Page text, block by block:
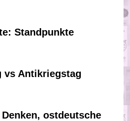
Standpunkte
vs Antikriegstag
ostdeutsche